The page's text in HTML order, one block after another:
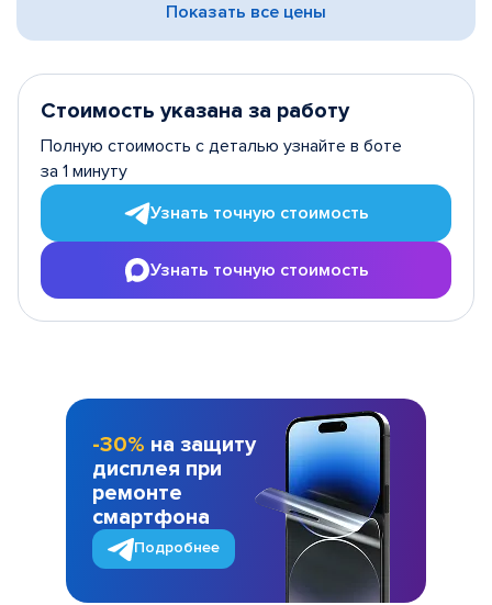
Показать все цены
Стоимость указана за работу
Полную стоимость с деталью узнайте в боте
за 1 минуту
Узнать точную стоимость
Узнать точную стоимость
-30% на защиту
дисплея при
ремонте
смартфона
Подробнее